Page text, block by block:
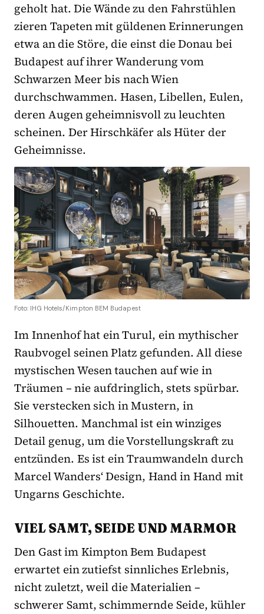
geholt hat. Die Wände zu den Fahrstühlen
zieren Tapeten mit güldenen Erinnerungen
etwa an die Störe, die einst die Donau bei
Budapest auf ihrer Wanderung vom
Schwarzen Meer bis nach Wien
durchschwammen. Hasen, Libellen, Eulen,
deren Augen geheimnisvoll zu leuchten
scheinen. Der Hirschkäfer als Hüter der
Geheimnisse.
Foto: IHG Hotels/Kimpton BEM Budapest
Im Innenhof hat ein Turul, ein mythischer
Raubvogel seinen Platz gefunden. All diese
mystischen Wesen tauchen auf wie in
Träumen – nie aufdringlich, stets spürbar.
Sie verstecken sich in Mustern, in
Silhouetten. Manchmal ist ein winziges
Detail genug, um die Vorstellungskraft zu
entzünden. Es ist ein Traumwandeln durch
Marcel Wanders‘ Design, Hand in Hand mit
Ungarns Geschichte.
VIEL SAMT, SEIDE UND MARMOR
Den Gast im Kimpton Bem Budapest
erwartet ein zutiefst sinnliches Erlebnis,
nicht zuletzt, weil die Materialien –
schwerer Samt, schimmernde Seide, kühler